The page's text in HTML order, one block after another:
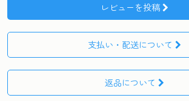
レビューを投稿
支払い・配送について
返品について